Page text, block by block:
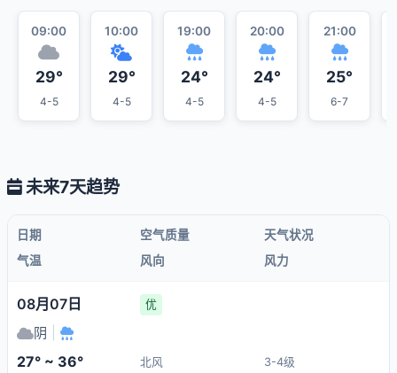
09:00
29°
4-5
10:00
29°
4-5
19:00
24°
4-5
20:00
24°
4-5
21:00
25°
6-7
未来7天趋势
日期 空气质量
天气状况
气温
风向 风力
08月07日 优
阴
27° ~ 36° 北风 3-4级